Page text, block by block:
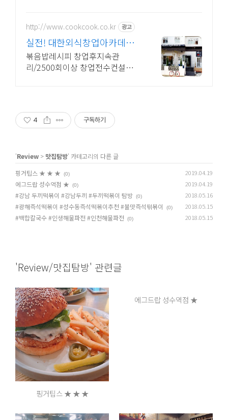
http://www.cookcook.co.kr 광고
실전! 대한외식창업아카데미
창업전문1:1교육
볶음밥레시피 창업후지속관
리/2500회이상 창업전수컨설
4 구독하기
'Review > 맛집탐방' 카테고리의 다른 글
핑거팁스 ★ ★ ★
(0) 2019.04.19
에그드랍 성수역점 ★ (0) 2019.04.19
#강남 두끼떡볶이 #강남두끼 #두끼떡볶이 탐방 (0) 2018.05.16
#광해즉석떡볶이 #성수동즉석떡볶이추천 #불맛즉석떢볶이 (0) 2018.05.15
#백합칼국수 #인생해물파전 #인천해물파전 (0) 2018.05.15
'Review/맛집탐방' 관련글
핑거팁스 ★ ★ ★
에그드랍 성수역점 ★